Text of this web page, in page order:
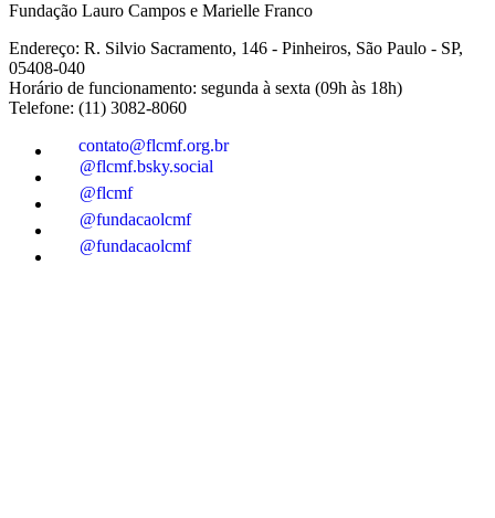
Fundação Lauro Campos e Marielle Franco
Endereço: R. Silvio Sacramento, 146 - Pinheiros, São Paulo - SP,
05408-040
Horário de funcionamento: segunda à sexta (09h às 18h)
Telefone: (11) 3082-8060
contato@flcmf.org.br
@flcmf.bsky.social
@flcmf
@fundacaolcmf
@fundacaolcmf